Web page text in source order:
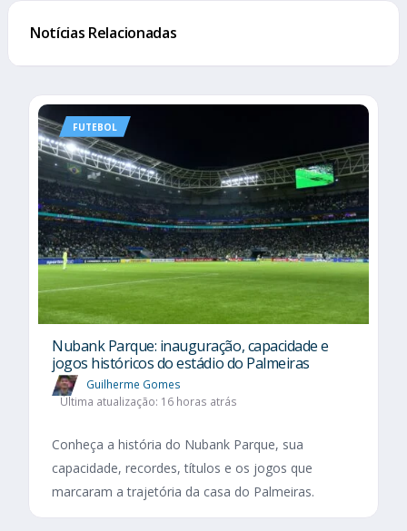
Notícias Relacionadas
FUTEBOL
Nubank Parque: inauguração, capacidade e
jogos históricos do estádio do Palmeiras
Guilherme Gomes
Última atualização: 16 horas atrás
Conheça a história do Nubank Parque, sua
capacidade, recordes, títulos e os jogos que
marcaram a trajetória da casa do Palmeiras.